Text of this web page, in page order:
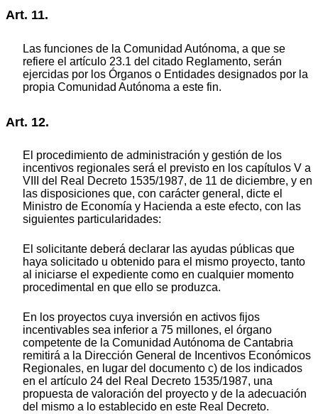
Art. 11.
Las funciones de la Comunidad Autónoma, a que se
refiere el artículo 23.1 del citado Reglamento, serán
ejercidas por los Órganos o Entidades designados por la
propia Comunidad Autónoma a este fin.
Art. 12.
El procedimiento de administración y gestión de los
incentivos regionales será el previsto en los capítulos V a
VIII del Real Decreto 1535/1987, de 11 de diciembre, y en
las disposiciones que, con carácter general, dicte el
Ministro de Economía y Hacienda a este efecto, con las
siguientes particularidades:
El solicitante deberá declarar las ayudas públicas que
haya solicitado u obtenido para el mismo proyecto, tanto
al iniciarse el expediente como en cualquier momento
procedimental en que ello se produzca.
En los proyectos cuya inversión en activos fijos
incentivables sea inferior a 75 millones, el órgano
competente de la Comunidad Autónoma de Cantabria
remitirá a la Dirección General de Incentivos Económicos
Regionales, en lugar del documento c) de los indicados
en el artículo 24 del Real Decreto 1535/1987, una
propuesta de valoración del proyecto y de la adecuación
del mismo a lo establecido en este Real Decreto.